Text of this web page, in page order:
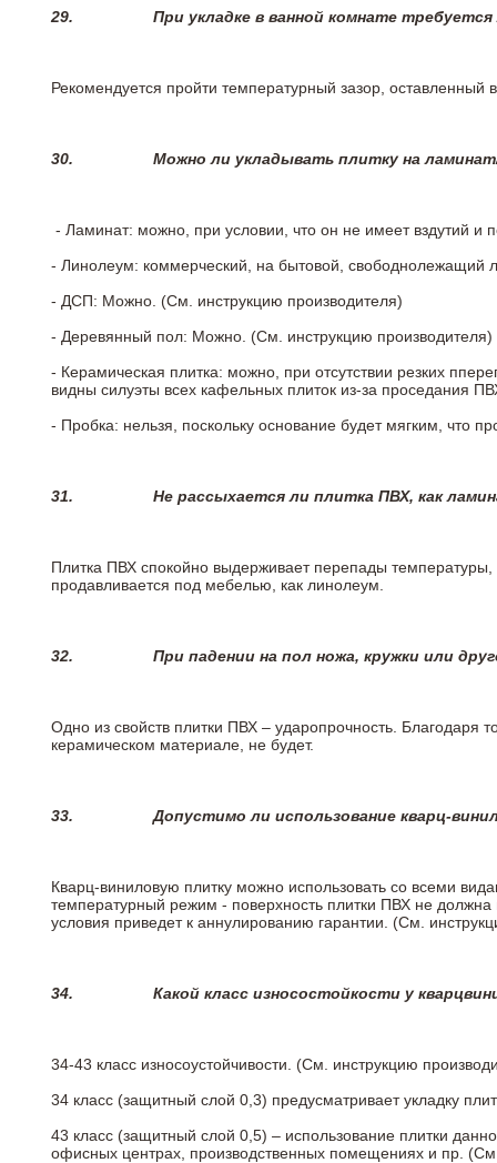
29. При укладке в ванной комнате
Рекомендуется пройти температурный зазор,
30. Можно ли укладывать плитку на
- Ламинат: можно, при условии, что он не имеет вздутий
- Линолеум: коммерческий, на бытовой, свободнолежащий
- ДСП: Можно. (См. инструкцию производителя)
- Деревянный пол: Можно. (См. инструкцию производителя)
- Керамическая плитка: можно, при отсутствии резких
видны силуэты всех кафельных плиток из-за проседания
- Пробка: нельзя, поскольку основание будет мягким, что
31. Не рассыхается ли плитка ПВХ, как
Плитка ПВХ спокойно выдерживает перепады температуры,
продавливается под мебелью, как линолеум.
32. При падении на пол ножа, кружки или
Одно из свойств плитки ПВХ – ударопрочность. Благодаря
керамическом материале, не будет.
33.Допустимо ли использование кварц-
Кварц-виниловую плитку можно использовать со всеми
температурный режим - поверхность плитки ПВХ не
условия приведет к аннулированию гарантии. (См.
34. Какой класс износостойкости у
34-43 класс износоустойчивости. (См. инструкцию
34 класс (защитный слой 0,3) предусматривает укладку
43 класс (защитный слой 0,5) – использование плитки
офисных центрах, производственных помещениях и пр.